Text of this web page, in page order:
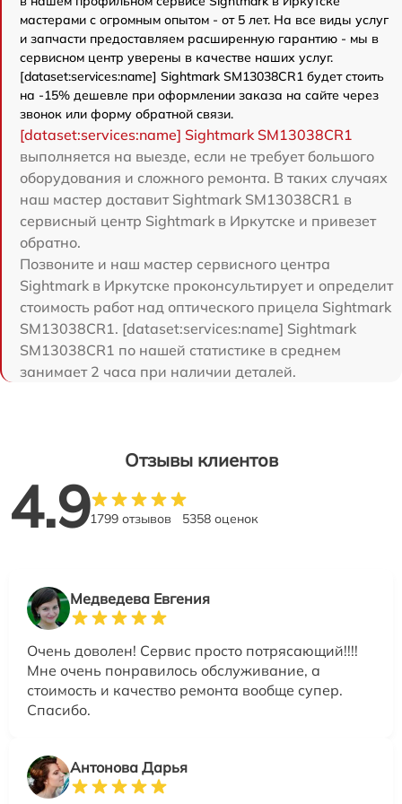
мастерами с огромным опытом - от 5 лет. На все виды услуг
и запчасти предоставляем расширенную гарантию - мы в
сервисном центр уверены в качестве наших услуг.
[dataset:services:name] Sightmark SM13038CR1 будет стоить
на -15% дешевле при оформлении заказа на сайте через
звонок или форму обратной связи.
[dataset:services:name] Sightmark SM13038CR1
выполняется на выезде, если не требует большого
оборудования и сложного ремонта. В таких случаях
наш мастер доставит Sightmark SM13038CR1 в
сервисный центр Sightmark в Иркутске и привезет
обратно.
Позвоните и наш мастер сервисного центра
Sightmark в Иркутске проконсультирует и определит
стоимость работ над оптического прицела Sightmark
SM13038CR1. [dataset:services:name] Sightmark
SM13038CR1 по нашей статистике в среднем
занимает 2 часа при наличии деталей.
Отзывы клиентов
4.91799 отзывов 5358 оценок
Медведева Евгения
Очень доволен! Сервис просто потрясающий!!!!
Мне очень понравилось обслуживание, а
стоимость и качество ремонта вообще супер.
Спасибо.
Антонова Дарья